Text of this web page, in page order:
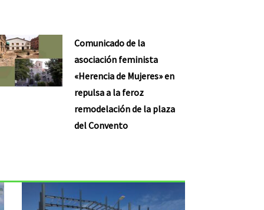
Comunicado de la
asociación feminista
«Herencia de Mujeres» en
repulsa a la feroz
remodelación de la plaza
del Convento